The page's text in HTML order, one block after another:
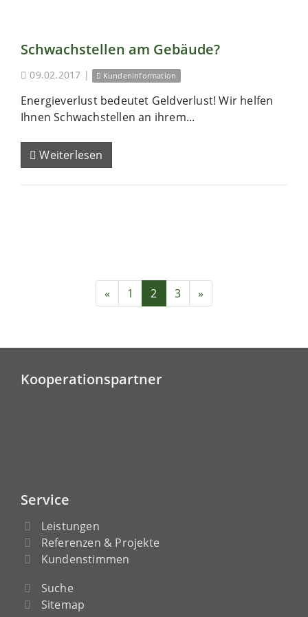
Schwachstellen am Gebäude?
09.02.2017 | Kundeninformation
Energieverlust bedeutet Geldverlust! Wir helfen
Ihnen Schwachstellen an ihrem...
Weiterlesen
« 1 2 3 »
Kooperationspartner
Service
Leistungen
Referenzen & Projekte
Kundenstimmen
Suche
Sitemap